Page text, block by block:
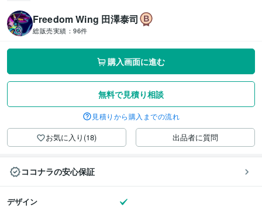
Freedom Wing 田澤泰司
総販売実績： 96件
購入画面に進む
無料で見積り相談
見積りから購入までの流れ
お気に入り(18) 出品者に質問
ココナラの安心保証
デザイン